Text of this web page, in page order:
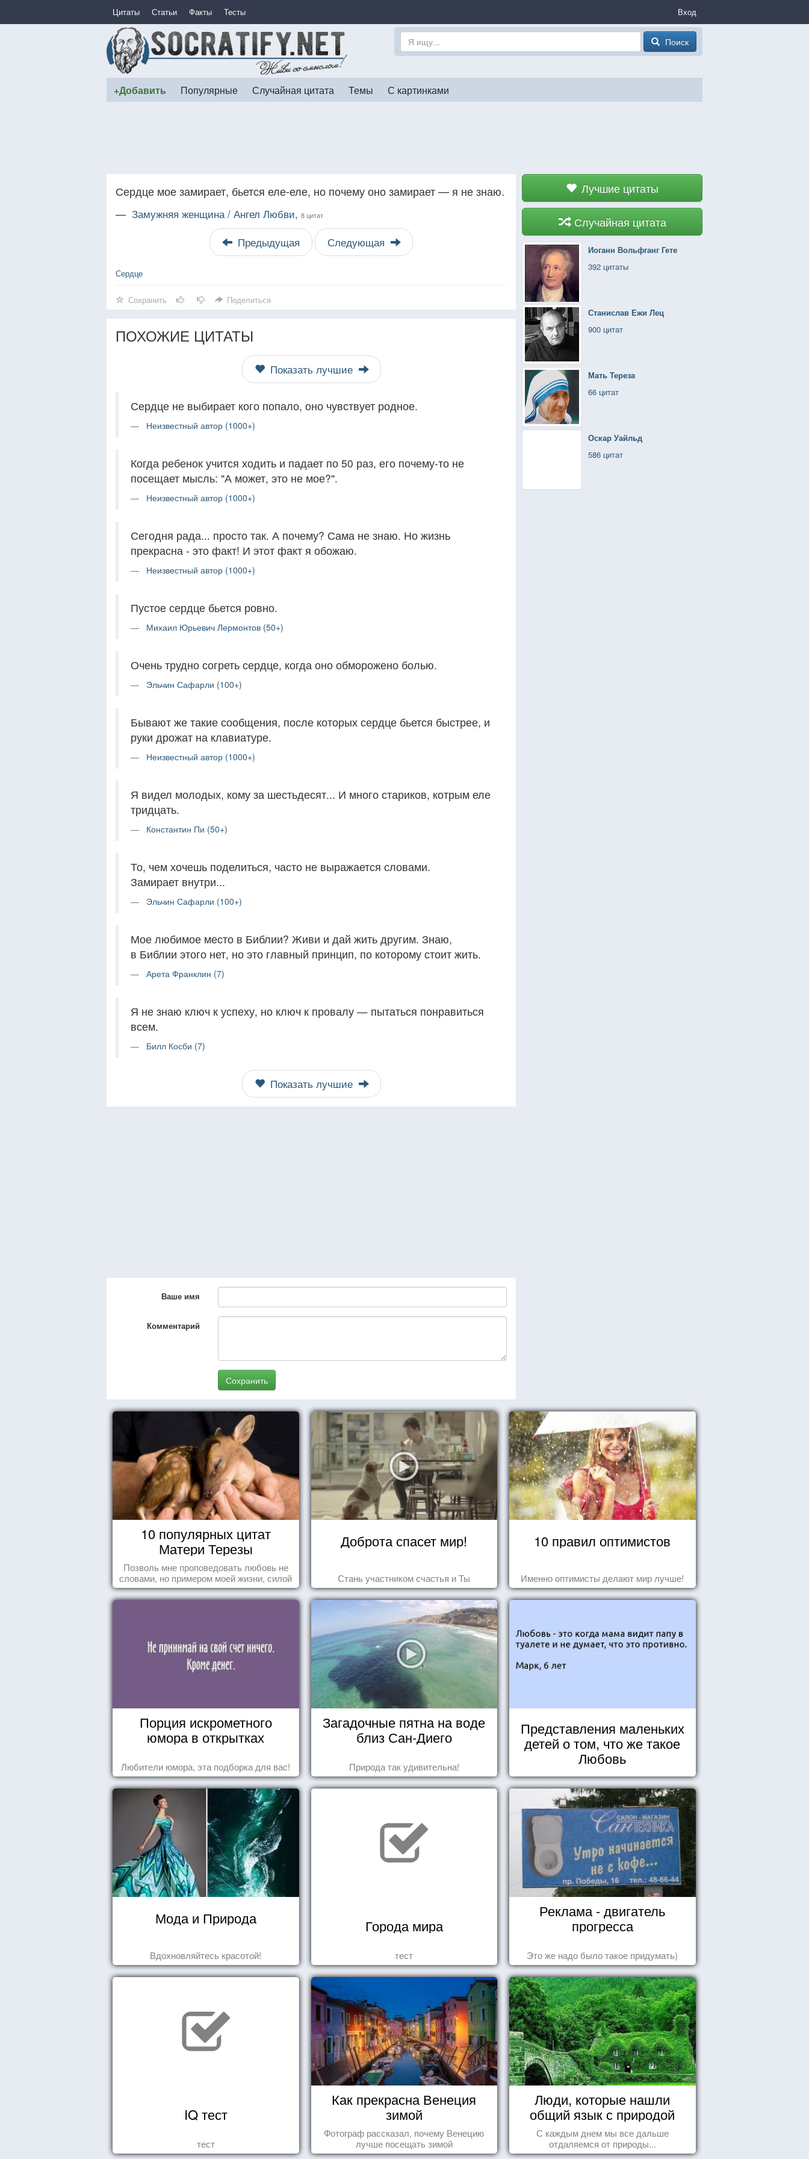
Цитаты Статьи Факты Тесты Вход
Поиск
+Добавить Популярные Случайная цитата Темы С картинками
Лучшие цитаты
Случайная цитата
Иоганн Вольфганг Гете
392 цитаты
Станислав Ежи Лец
900 цитат
Мать Тереза
66 цитат
Оскар Уайльд
586 цитат
Сердце мое замирает, бьется еле-еле, но почему оно замирает — я не знаю.
— Замужняя женщина / Ангел Любви, 8 цитат
Предыдущая Следующая
Сердце
Сохранить Поделиться
ПОХОЖИЕ ЦИТАТЫ
Показать лучшие
Сердце не выбирает кого попало, оно чувствует родное.
Неизвестный автор (1000+)
Когда ребенок учится ходить и падает по 50 раз, его почему-то не
посещает мысль: "А может, это не мое?".
Неизвестный автор (1000+)
Сегодня рада... просто так. А почему? Сама не знаю. Но жизнь
прекрасна - это факт! И этот факт я обожаю.
Неизвестный автор (1000+)
Пустое сердце бьется ровно.
Михаил Юрьевич Лермонтов (50+)
Очень трудно согреть сердце, когда оно обморожено болью.
Эльчин Сафарли (100+)
Бывают же такие сообщения, после которых сердце бьется быстрее, и
руки дрожат на клавиатуре.
Неизвестный автор (1000+)
Я видел молодых, кому за шестьдесят... И много стариков, котрым еле
тридцать.
Константин Пи (50+)
То, чем хочешь поделиться, часто не выражается словами.
Замирает внутри...
Эльчин Сафарли (100+)
Мое любимое место в Библии? Живи и дай жить другим. Знаю,
в Библии этого нет, но это главный принцип, по которому стоит жить.
Арета Франклин (7)
Я не знаю ключ к успеху, но ключ к провалу — пытаться понравиться
всем.
Билл Косби (7)
Показать лучшие
Ваше имя
Комментарий
Сохранить
10 популярных цитат
Матери Терезы
Позволь мне проповедовать любовь не
словами, но примером моей жизни, силой
влечения, воодушевляющим влиянием ...
Доброта спасет мир!
Стань участником счастья и Ты
10 правил оптимистов
Именно оптимисты делают мир лучше!
Порция искрометного
юмора в открытках
Любители юмора, эта подборка для вас!
Загадочные пятна на воде
близ Сан-Диего
Природа так удивительна!
Представления маленьких
детей о том, что же такое
Любовь
Мода и Природа
Вдохновляйтесь красотой!
Города мира
тест
Реклама - двигатель
прогресса
Это же надо было такое придумать)
IQ тест
тест
Как прекрасна Венеция
зимой
Фотограф рассказал, почему Венецию
лучше посещать зимой
Люди, которые нашли
общий язык с природой
С каждым днем мы все дальше
отдаляемся от природы...